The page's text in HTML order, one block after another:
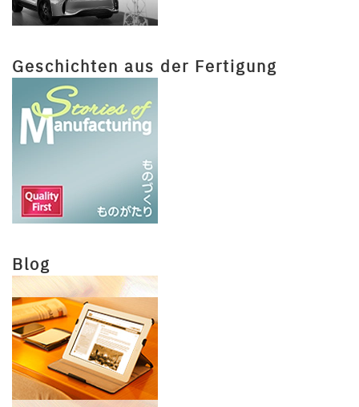
Geschichten aus der Fertigung
Blog